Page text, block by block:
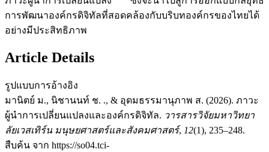
การพัฒนาองค์กรดิจิทัลที่สอดคล้องกับบริบทองค์กรของไทยได้
อย่างมีประสิทธิภาพ
Article Details
รูปแบบการอ้างอิง
มานิตย์ ม., นิชานนท์ ช. ., & อุดมธรรมานุภาพ ส. (2026). ภาวะ
ผู้นำการเปลี่ยนแปลงและองค์กรดิจิทัล. วารสารวิจัยมหาวิทยา
ลัยเวสเทิร์น มนุษยศาสตร์และสังคมศาสตร์, 12(1), 235–248.
สืบค้น จาก https://so04.tci-